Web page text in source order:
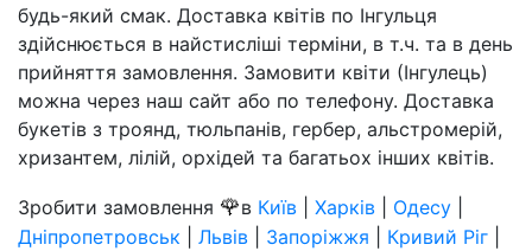
будь-який смак. Доставка квітів по Інгульця
здійснюється в найстисліші терміни, в т.ч. та в день
прийняття замовлення. Замовити квіти (Інгулець)
можна через наш сайт або по телефону. Доставка
букетів з троянд, тюльпанів, гербер, альстромерій,
хризантем, лілій, орхідей та багатьох інших квітів.
Зробити замовлення 🌹в Київ Харків Одесу
Дніпропетровськ
Львів Запоріжжя Кривий Ріг